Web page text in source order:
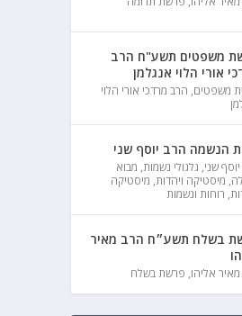
משפטים תשע"ח הרב
אורי הלוי אנגלמן
משפטים, הרב מרדכי אורי הלוי
הנשמה הרב יוסף שני
שני, גלגולי נשמות, מבוא
, מיסטיקה ויהדות, מיסטיקה
, רוחות ונשמות
בשלח תשע״ח הרב מאיר
אליהו, פרשת בשלח